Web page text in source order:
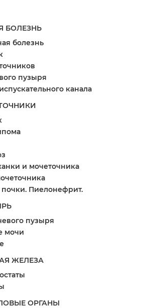
БОЛЕЗНЬ
болезнь
пузыря
канала
и мочеточника
Пиелонефрит.
пузыря
мочи
ЖЕЛЕЗА
ОРГАНЫ